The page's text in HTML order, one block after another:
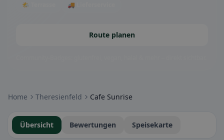
🌤 Terrasse 🚚 Lieferservice
Route planen
Home Theresienfeld Cafe Sunrise
Übersicht Bewertungen Speisekarte